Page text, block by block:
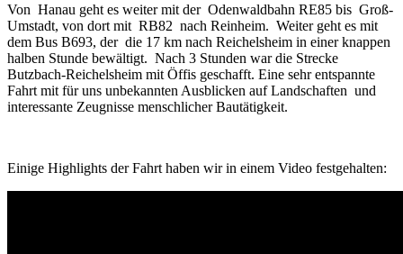
Von Hanau geht es weiter mit der Odenwaldbahn RE85 bis Groß-
Umstadt, von dort mit RB82 nach Reinheim. Weiter geht es mit
dem Bus B693, der die 17 km nach Reichelsheim in einer knappen
halben Stunde bewältigt. Nach 3 Stunden war die Strecke
Butzbach-Reichelsheim mit Öffis geschafft. Eine sehr entspannte
Fahrt mit für uns unbekannten Ausblicken auf Landschaften und
interessante Zeugnisse menschlicher Bautätigkeit.
Einige Highlights der Fahrt haben wir in einem Video festgehalten: